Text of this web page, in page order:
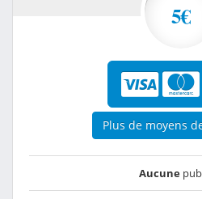
5€
Plus de moyens
Aucune